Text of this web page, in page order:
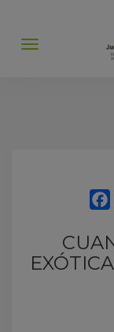
Abrir